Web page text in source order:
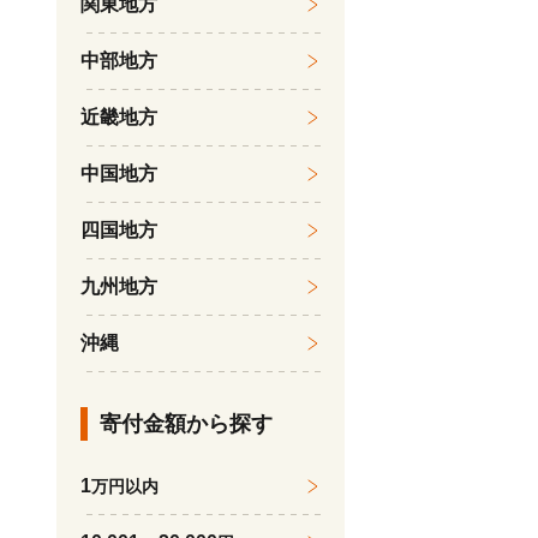
関東地方
中部地方
近畿地方
中国地方
四国地方
九州地方
沖縄
寄付金額から探す
1万円以内